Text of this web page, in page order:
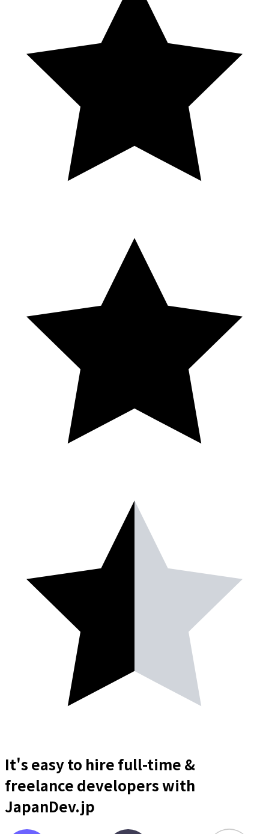
It's easy to hire full-time &
freelance developerswith
JapanDev.jp